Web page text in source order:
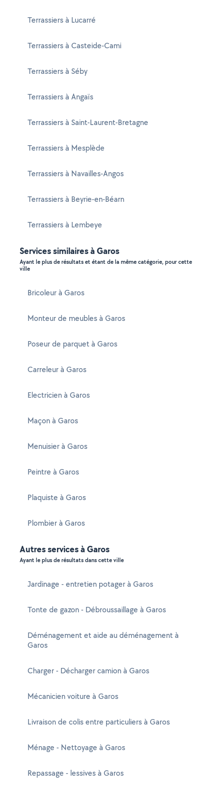
Terrassiers à Lucarré
Terrassiers à Casteide-Cami
Terrassiers à Séby
Terrassiers à Angaïs
Terrassiers à Saint-Laurent-Bretagne
Terrassiers à Mesplède
Terrassiers à Navailles-Angos
Terrassiers à Beyrie-en-Béarn
Terrassiers à Lembeye
Services similaires à Garos
Ayant le plus de résultats et étant de la même catégorie, pour cette
ville
Bricoleur à Garos
Monteur de meubles à Garos
Poseur de parquet à Garos
Carreleur à Garos
Electricien à Garos
Maçon à Garos
Menuisier à Garos
Peintre à Garos
Plaquiste à Garos
Plombier à Garos
Autres services à Garos
Ayant le plus de résultats dans cette ville
Jardinage - entretien potager à Garos
Tonte de gazon - Débroussaillage à Garos
Déménagement et aide au déménagement à
Garos
Charger - Décharger camion à Garos
Mécanicien voiture à Garos
Livraison de colis entre particuliers à Garos
Ménage - Nettoyage à Garos
Repassage - lessives à Garos